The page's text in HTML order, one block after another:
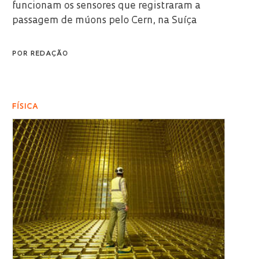
funcionam os sensores que registraram a
passagem de múons pelo Cern, na Suíça
POR REDAÇÃO
FÍSICA